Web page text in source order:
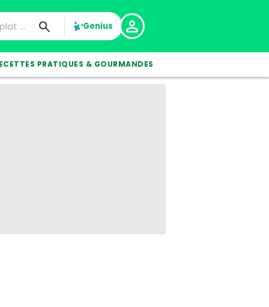
Genius
PRATIQUES & GOURMANDES